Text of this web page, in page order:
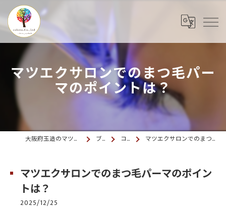
マツエクサロンでのまつ毛パー
マのポイントは？
大阪府玉造のマツエクならcolette. 玉造 ブログ コラム マツエクサロンでのまつ毛パーマのポイントは？
マツエクサロンでのまつ毛パーマのポイン
トは？
2025/12/25